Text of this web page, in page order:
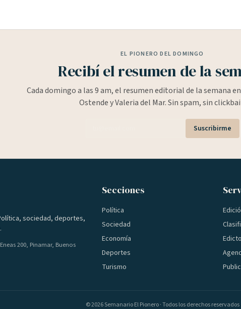
EL PIONERO DEL DOMINGO
Recibí el resumen de la
Cada domingo a las 9 am, el resumen editorial de la semana
Ostende y Valeria del Mar. Sin spam, sin
Suscribirme
sociedad, deportes,
200, Pinamar, Buenos
Secciones
Política
Sociedad
Economía
Deportes
Turismo
©2026Semanario El Pionero · Todos los derechos reservados